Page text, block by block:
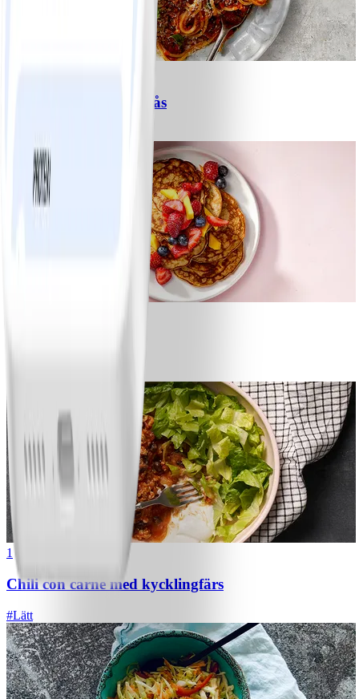
Spagetti med köttfärssås
1
Chili con carne med kycklingfärs
#Lätt